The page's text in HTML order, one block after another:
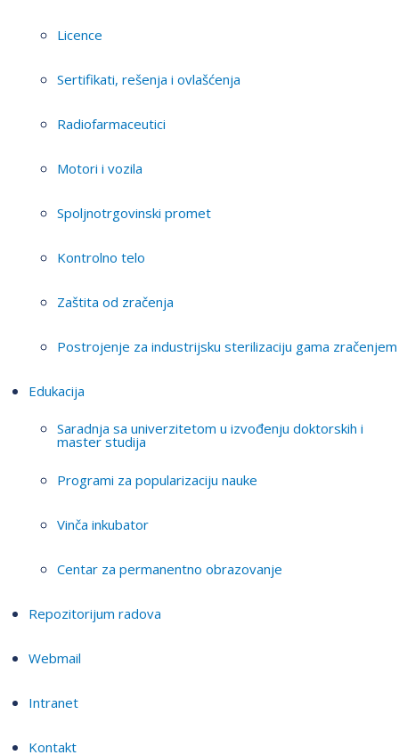
Licence
Sertifikati, rešenja i ovlašćenja
Radiofarmaceutici
Motori i vozila
Spoljnotrgovinski promet
Kontrolno telo
Zaštita od zračenja
Postrojenje za industrijsku sterilizaciju gama zračenjem
Edukacija
Saradnja sa univerzitetom u izvođenju doktorskih i
master studija
Programi za popularizaciju nauke
Vinča inkubator
Centar za permanentno obrazovanje
Repozitorijum radova
Webmail
Intranet
Kontakt